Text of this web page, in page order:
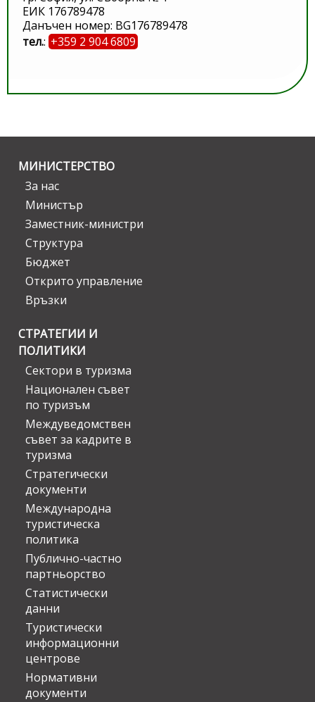
ЕИК 176789478
Данъчен номер: BG176789478
тел.: +359 2 904 6809
МИНИСТЕРСТВО
За нас
Министър
Заместник-министри
Структура
Бюджет
Открито управление
Връзки
СТРАТЕГИИ И
ПОЛИТИКИ
Сектори в туризма
Национален съвет
по туризъм
Междуведомствен
съвет за кадрите в
туризма
Стратегически
документи
Международна
туристическа
политика
Публично-частно
партньорство
Статистически
данни
Туристически
информационни
центрове
Нормативни
документи